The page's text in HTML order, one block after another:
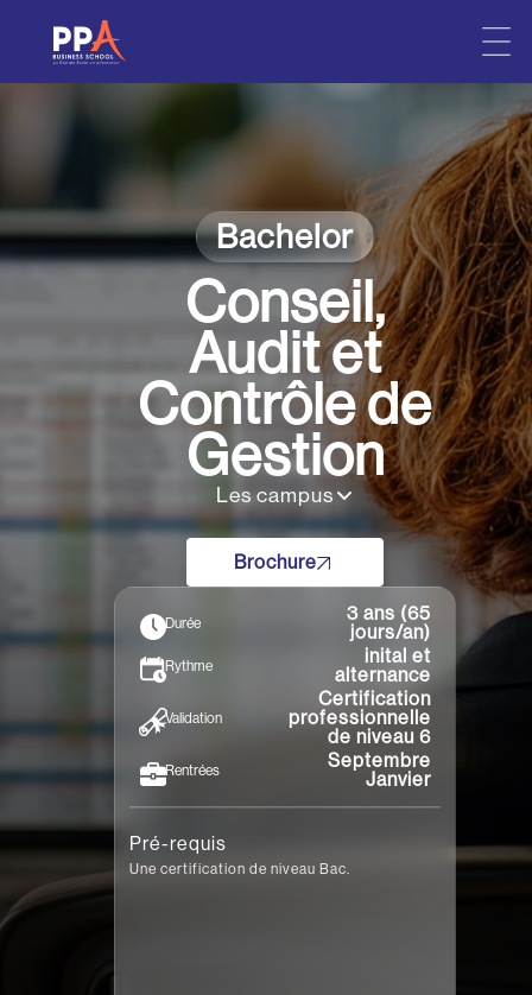
Bachelor
Conseil,
Audit et
Contrôle de
Gestion
Les campus
Paris•Aix-en-provence•Bordeaux•
Lille•Lyon•Nantes •
Toulouse
Brochure
Durée
3 ans (65
jours/an)
Rythme
inital et
alternance
Validation
Certification
professionnelle
de niveau 6
Rentrées
Septembre
Janvier
Pré-requis
Une certification de niveau Bac.